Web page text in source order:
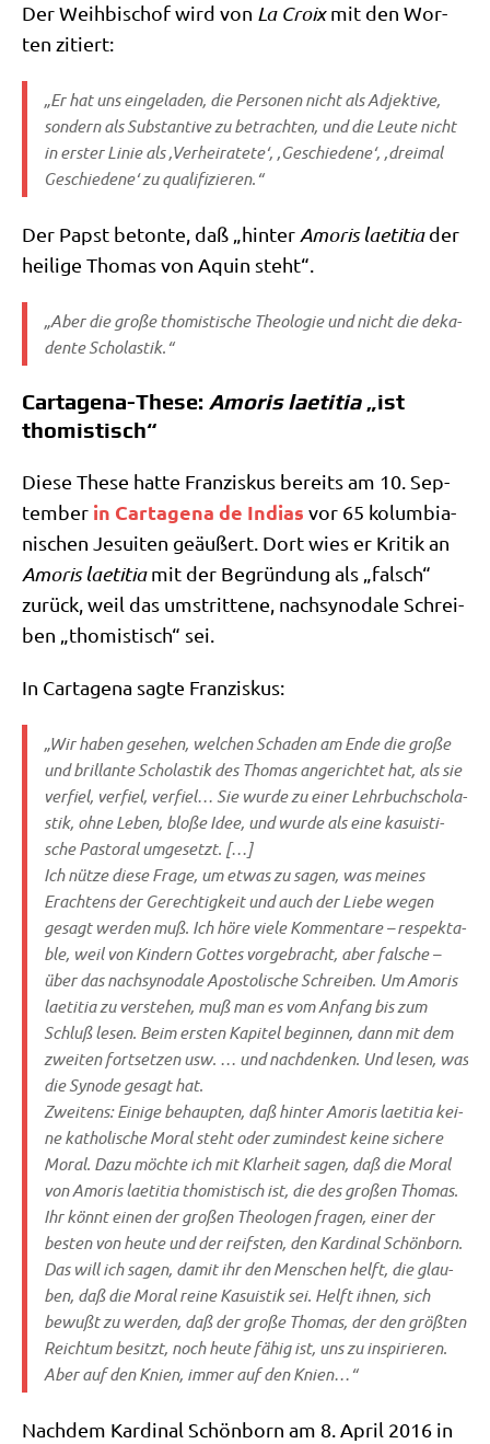
Der Weih­bi­schof wird von La Croixmit den Wor­
ten zitiert:
„Er hat uns ein­ge­la­den, die Per­so­nen nicht als Adjek­ti­ve,
son­dern als Sub­stan­ti­ve zu betrach­ten, und die Leu­te nicht
in erster Linie als ‚Ver­hei­ra­te­te‘, ‚Geschie­de­ne‘, ‚drei­mal
Geschie­de­ne‘ zu qualifizieren.“
Der Papst beton­te, daß „hin­terAmo­ris lae­ti­tiader
hei­li­ge Tho­mas von Aquin steht“.
„Aber die gro­ße tho­mi­sti­sche Theo­lo­gie und nicht die deka­
den­te Scholastik.“
Cartagena-These: Amoris laetitia„ist
thomistisch“
Die­se The­se hat­te Fran­zis­kus bereits am 10. Sep­
tem­ber in Car­ta­ge­na de Indi­as vor 65 kolum­bia­
ni­schen Jesui­ten geäu­ßert. Dort wies er Kri­tik an
Amo­ris lae­ti­tiamit der Begrün­dung als „falsch“
zurück, weil das umstrit­te­ne, nach­syn­oda­le Schrei­
ben „tho­mi­stisch“ sei.
In Car­ta­ge­na sag­te Franziskus:
„Wir haben gese­hen, wel­chen Scha­den am Ende die gro­ße
und bril­lan­te Scho­la­stik des Tho­mas ange­rich­tet hat, als sie
ver­fiel, ver­fiel, ver­fiel… Sie wur­de zu einer Lehr­buch­scho­la­
stik, ohne Leben, blo­ße Idee, und wur­de als eine kasu­isti­
sche Pasto­ral umgesetzt. […]
Ich nüt­ze die­se Fra­ge, um etwas zu sagen, was mei­nes
Erach­tens der Gerech­tig­keit und auch der Lie­be wegen
gesagt wer­den muß. Ich höre vie­le Kom­men­ta­re – respek­ta­
ble, weil von Kin­dern Got­tes vor­ge­bracht, aber fal­sche –
über das nach­syn­oda­le Apo­sto­li­sche Schrei­ben. UmAmo­ris
lae­ti­tiazu ver­ste­hen, muß man es vom Anfang bis zum
Schluß lesen. Beim ersten Kapi­tel begin­nen, dann mit dem
zwei­ten fort­set­zen usw. … und nach­den­ken. Und lesen, was
die Syn­ode gesagt hat.
Zwei­tens: Eini­ge behaup­ten, daß hin­terAmo­ris lae­ti­tiakei­
ne katho­li­sche Moral steht oder zumin­dest kei­ne siche­re
Moral. Dazu möch­te ich mit Klar­heit sagen, daß die Moral
vonAmo­ris lae­ti­tiatho­mi­stisch ist, die des gro­ßen Tho­mas.
Ihr könnt einen der gro­ßen Theo­lo­gen fra­gen, einer der
besten von heu­te und der reif­sten, den Kar­di­nal Schön­born.
Das will ich sagen, damit ihr den Men­schen helft, die glau­
ben, daß die Moral rei­ne Kasu­istik sei. Helft ihnen, sich
bewußt zu wer­den, daß der gro­ße Tho­mas, der den größ­ten
Reich­tum besitzt, noch heu­te fähig ist, uns zu inspi­rie­ren.
Aber auf den Knien, immer auf den Knien…“
Nach­dem Kar­di­nal Schön­born am 8. April 2016 in